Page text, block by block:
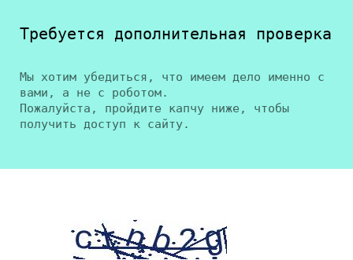
Требуется дополнительная проверка
Мы хотим убедиться, что имеем дело именно с
вами, а не с роботом.
Пожалуйста, пройдите капчу ниже, чтобы
получить доступ к сайту.